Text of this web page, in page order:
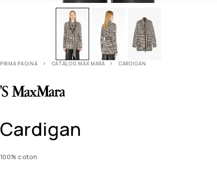
PRIMA PAGINĂ CATALOG MAX MARA CARDIGAN
Cardigan
100% coton